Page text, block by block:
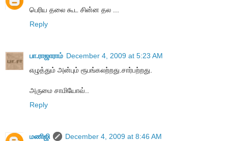
பெரிய தலை கூட சின்ன தல ...
Reply
பா.ராஜாராம் December 4, 2009 at 5:23 AM
எழுத்தும் அன்பும் ரூபங்கலற்றது.சார்பற்றது.
அருமை சாமியோவ்..
Reply
மணிஜி
December 4, 2009 at 8:46 AM